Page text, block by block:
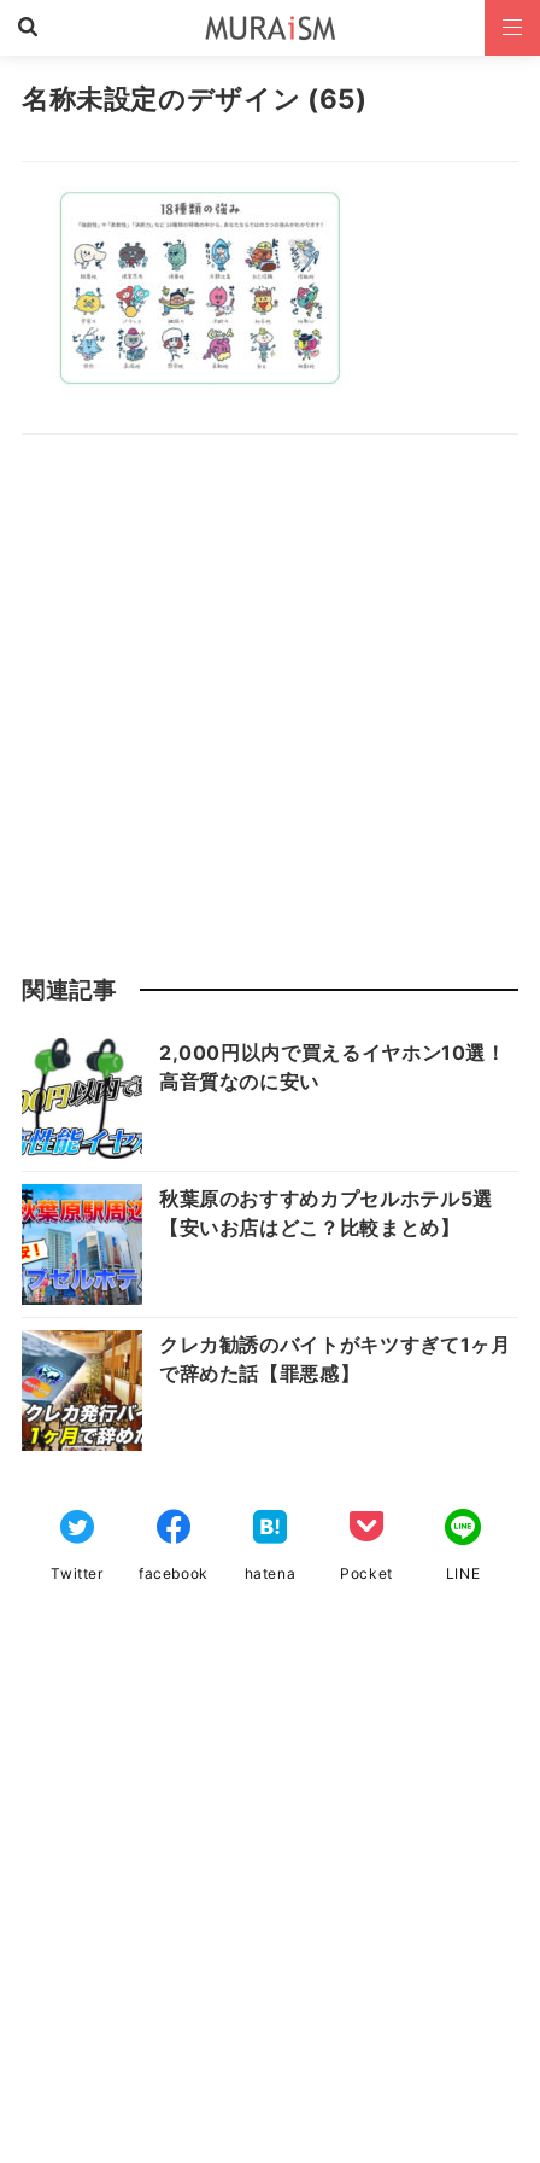
名称未設定のデザイン (65)
関連記事
2,000円以内で買えるイヤホン10選！
高音質なのに安い
秋葉原のおすすめカプセルホテル5選
【安いお店はどこ？比較まとめ】
クレカ勧誘のバイトがキツすぎて1ヶ月
で辞めた話【罪悪感】
Twitter facebook hatena Pocket LINE